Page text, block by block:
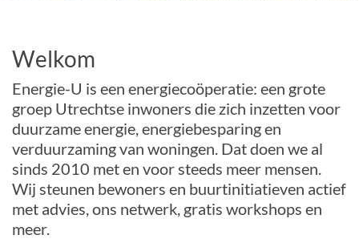
Welkom
Energie-U is een energiecoöperatie: een grote
groep Utrechtse inwoners die zich inzetten voor
duurzame energie, energiebesparing en
verduurzaming van woningen. Dat doen we al
sinds 2010 met en voor steeds meer mensen.
Wij steunen bewoners en buurtinitiatieven actief
met advies, ons netwerk, gratis workshops en
meer.